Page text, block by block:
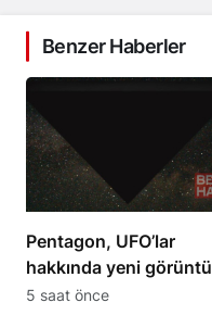
Benzer Haberler
Pentagon, UFO’lar
hakkında yeni görüntü
ve belgeler yayınladı
5 saat önce